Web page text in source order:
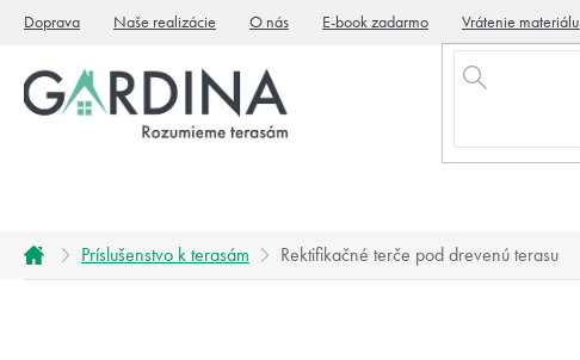
Doprava Naše realizácie O nás E-book zadarmo Vrátenie materiálu
DomovPríslušenstvo k terasám Rektifikačné terče pod drevenú terasu